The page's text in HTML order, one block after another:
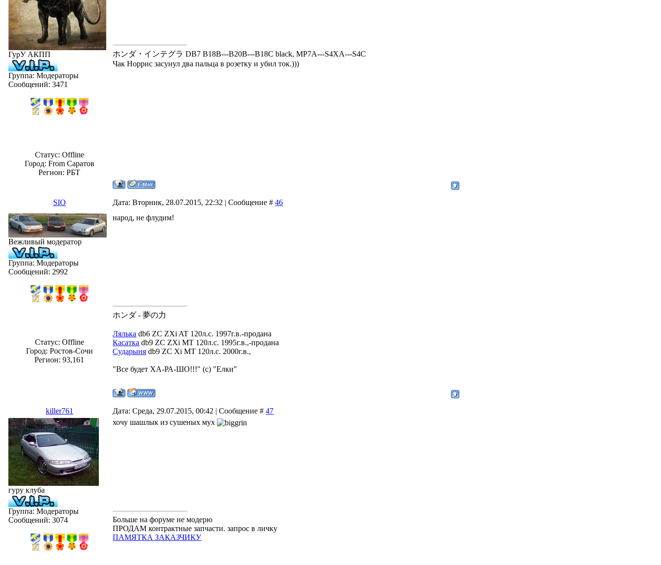
ГурУ АКПП
Группа: Модераторы
Сообщений:3471
Статус: Offline
Город: From Саратов
Регион: РБТ
ホンダ・インテグラ DB7 B18B---В20В---В18С black, MP7A---S4XA---S4C
Чак Норрис засунул два пальца в розетку и убил ток.)))
SIO Дата: Вторник, 28.07.2015, 22:32 | Сообщение #46
Вежливый модератор
Группа: Модераторы
Сообщений: 2992
Статус: Offline
Город: Ростов-Сочи
Регион: 93,161
народ, не флудим!
ホンダ - 夢の力
Лялька db6 ZC ZXi AT 120л.с. 1997г.в.-продана
Касатка db9 ZC ZXi MT 120л.с. 1995г.в.,-продана
Сударыня db9 ZC Xi MT 120л.с. 2000г.в.,
"Все будет ХА-РА-ШО!!!" (с) "Елки"
killer761 Дата: Среда, 29.07.2015, 00:42 | Сообщение #47
гуру клуба
Группа: Модераторы
Сообщений:3074
хочу шашлык из сушеных мух
Больше на форуме не модерю
ПРОДАМ контрактные запчасти. запрос в личку
ПАМЯТКА ЗАКАЗЧИКУ